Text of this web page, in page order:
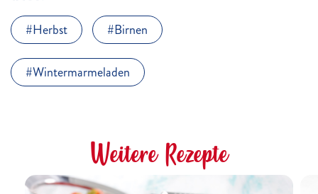
Herbst
Birnen
Wintermarmeladen
Weitere Rezepte